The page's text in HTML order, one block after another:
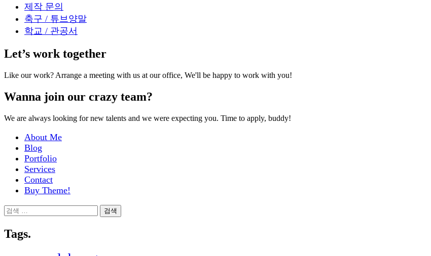
제작 문의
축구 / 튜브양말
학교 / 관공서
Let’s work together
Like our work? Arrange a meeting with us at our office, We'll be happy to work with you!
Wanna join our crazy team?
We are always looking for new talents and we were expecting you. Time to apply, buddy!
About Me
Blog
Portfolio
Services
Contact
Buy Theme!
검
Tags.